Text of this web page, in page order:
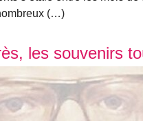
(…)
les souvenirs